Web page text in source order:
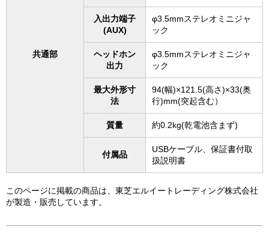
共通部
入出力端子
(AUX)
φ3.5mmステレオミニジャ
ック
ヘッドホン
出力
φ3.5mmステレオミニジャ
ック
最大外形寸
法
94(幅)×121.5(高さ)×33(奥
行)mm(突起含む）
質量 約0.2kg(乾電池含まず)
付属品
USBケーブル、保証書付取
扱説明書
このページに掲載の商品は、東芝エルイートレーディング株式会社
が製造・販売しています。